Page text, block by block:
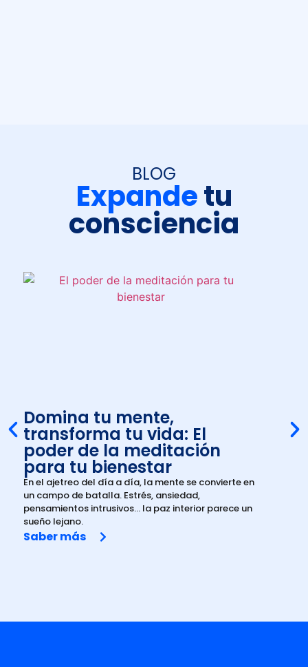
BLOG
Expandetu
consciencia
Domina tu mente,
transforma tu vida: El
poder de la meditación
para tu bienestar
En el ajetreo del día a día, la mente se convierte en
un campo de batalla. Estrés, ansiedad,
pensamientos intrusivos… la paz interior parece un
sueño lejano.
Saber más